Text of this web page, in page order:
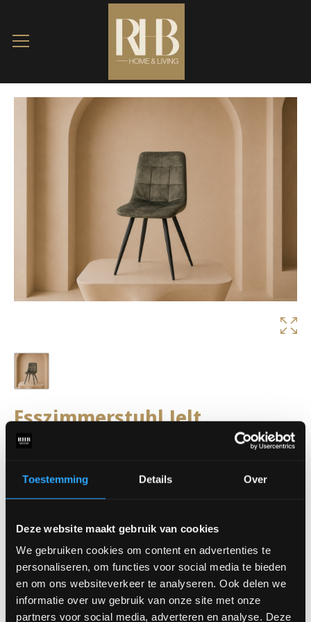
Toestemming Details Over
Deze website maakt gebruik van cookies
We gebruiken cookies om content en advertenties te
personaliseren, om functies voor social media te bieden
en om ons websiteverkeer te analyseren. Ook delen we
informatie over uw gebruik van onze site met onze
partners voor social media, adverteren en analyse. Deze
Esszimmerstuhl Jelt
Der Esszimmerstuhl Jelt verbindet einen robusten Look mit
größere Esstische.
Breite: 45 cm
Rückenhöhe: 84 cm
Sitzhöhe: 50 cm
Erhältlich in verschiedenen Stoffen.
Der Preis beginnt bei 79,- €